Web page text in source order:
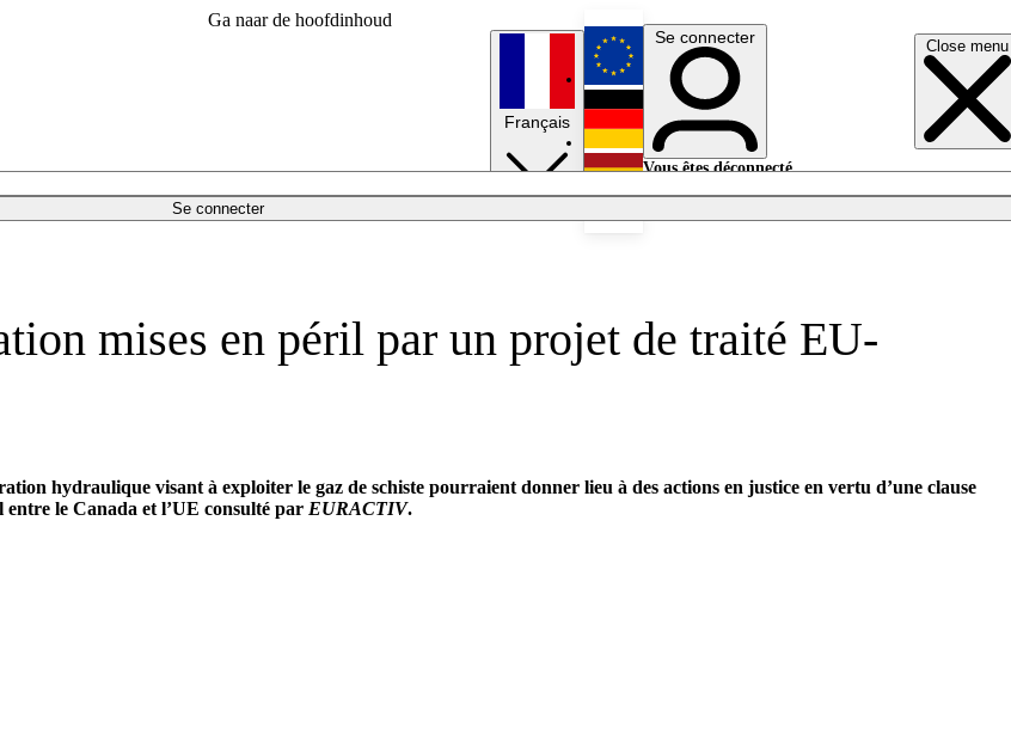
Ga naar de hoofdinhoud
Close menu
Se connecter
Français
English
Deutsch
Se connecter
Vous êtes déconnecté.
mises en péril par un projet de traité EU-
hydraulique visant à exploiter le gaz de schiste pourraient donner lieu à des actions en justice en vertu d’une clause
le Canada et l’UE consulté par EURACTIV.